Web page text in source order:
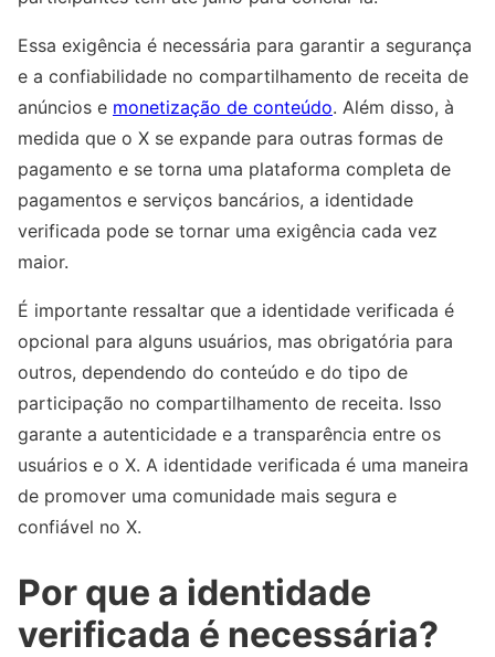
Essa exigência é necessária para garantir a segurança
e a confiabilidade no compartilhamento de receita de
anúncios e monetização de conteúdo. Além disso, à
medida que o X se expande para outras formas de
pagamento e se torna uma plataforma completa de
pagamentos e serviços bancários, a identidade
verificada pode se tornar uma exigência cada vez
maior.
É importante ressaltar que a identidade verificada é
opcional para alguns usuários, mas obrigatória para
outros, dependendo do conteúdo e do tipo de
participação no compartilhamento de receita. Isso
garante a autenticidade e a transparência entre os
usuários e o X. A identidade verificada é uma maneira
de promover uma comunidade mais segura e
confiável no X.
Por que a identidade
verificada é necessária?